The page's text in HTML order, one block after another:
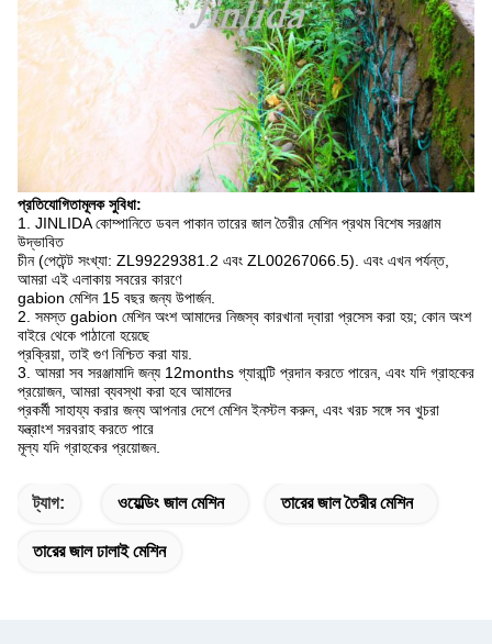
প্রতিযোগিতামূলক সুবিধা:
1. JINLIDA কোম্পানিতে ডবল পাকান তারের জাল তৈরীর মেশিন প্রথম বিশেষ সরঞ্জাম
উদ্ভাবিত
চীন (পেটেন্ট সংখ্যা: ZL99229381.2 এবং ZL00267066.5). এবং এখন পর্যন্ত,
আমরা এই এলাকায় সবরের কারণে
gabion মেশিন 15 বছর জন্য উপার্জন.
2. সমস্ত gabion মেশিন অংশ আমাদের নিজস্ব কারখানা দ্বারা প্রসেস করা হয়; কোন অংশ
বাইরে থেকে পাঠানো হয়েছে
প্রক্রিয়া, তাই গুণ নিশ্চিত করা যায়.
3. আমরা সব সরঞ্জামাদি জন্য 12months গ্যারান্টি প্রদান করতে পারেন, এবং যদি গ্রাহকের
প্রয়োজন, আমরা ব্যবস্থা করা হবে আমাদের
প্রকর্মী সাহায্য করার জন্য আপনার দেশে মেশিন ইনস্টল করুন, এবং খরচ সঙ্গে সব খুচরা
যন্ত্রাংশ সরবরাহ করতে পারে
মূল্য যদি গ্রাহকের প্রয়োজন.
ট্যাগ: ওয়েল্ডিং জাল মেশিন তারের জাল তৈরীর মেশিন
তারের জাল ঢালাই মেশিন